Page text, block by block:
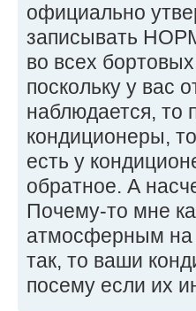
официально
записывать
во всех
поскольку у вас
наблюдается, то
кондиционеры,
есть у
обратное. А
Почему-то мне
атмосферным на
так, то ваши
посему если их